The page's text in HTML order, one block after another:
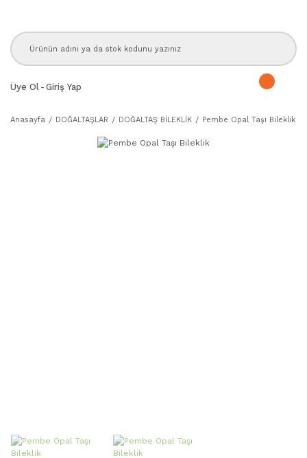
Üye Ol - Giriş Yap
Anasayfa DOĞALTAŞLAR DOĞALTAŞ BİLEKLİK Pembe Opal Taşı Bileklik